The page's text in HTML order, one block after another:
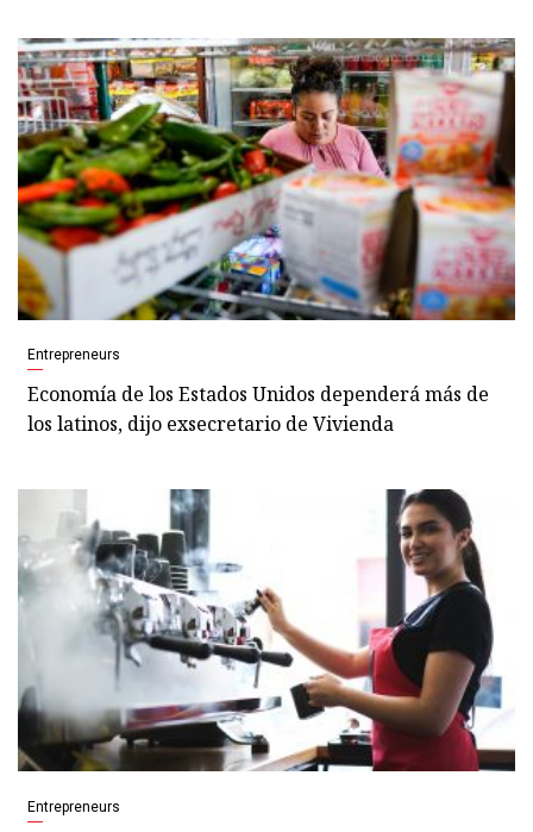
Entrepreneurs
Economía de los Estados Unidos dependerá más de
los latinos, dijo exsecretario de Vivienda
Entrepreneurs